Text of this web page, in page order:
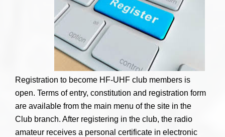
Registration to become HF-UHF club members is
open. Terms of entry, constitution and registration form
are available from the main menu of the site in the
Club branch. After registering in the club, the radio
amateur receives a personal certificate in electronic